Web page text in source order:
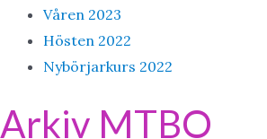
Våren 2023
Hösten 2022
Nybörjarkurs 2022
Arkiv MTBO